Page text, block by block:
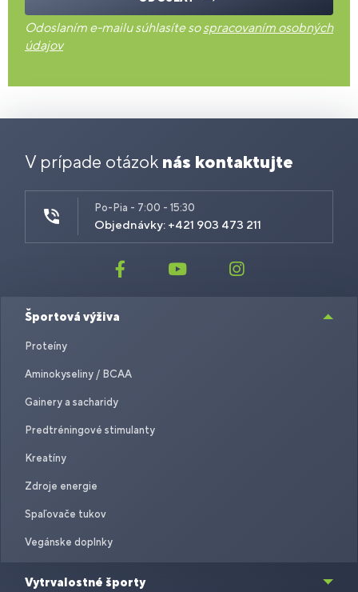
Odoslaním e-mailu súhlasíte sospracovaním osobných
údajov
V prípade otázok nás kontaktujte
Po-Pia - 7:00 - 15:30
Objednávky: +421 903 473 211
Športová výživa
Proteíny
Aminokyseliny / BCAA
Gainery a sacharidy
Predtréningové stimulanty
Kreatíny
Zdroje energie
Spaľovače tukov
Vegánske doplnky
Vytrvalostné športy